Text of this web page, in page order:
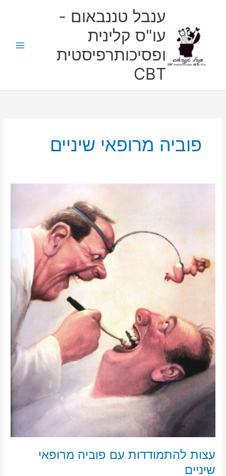
ענבל טננבאום -
עו"ס קלינית
ופסיכותרפיסטית
CBT
פוביה מרופאי שיניים
עצות להתמודדות עם פוביה מרופאי
שיניים